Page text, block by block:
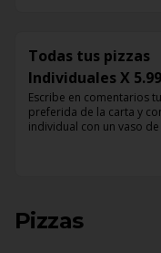
Todas tus pizzas
Individuales X
de Bebida Grande
Escribe en comentarios
preferida de la carta y
individual con un vaso
Pizzas